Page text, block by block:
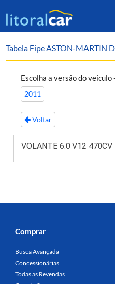
Tabela Fipe ASTON-MARTIN
Escolha a versão do veículo
2011
Voltar
VOLANTE 6.0 V12 470CV
Comprar
Busca Avançada
Concessionárias
Todas as Revendas